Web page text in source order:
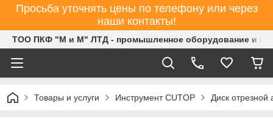
Просьба уточнять цены по телефону или через
наши контакты!
ТОО ПКФ "М и М" ЛТД - промышленное оборудование и
Товары и услуги Инструмент CUTOP Диск